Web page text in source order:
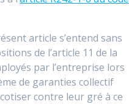
article s’entend sans
de l’article 11 de la
par l’entreprise lors
de garanties collectif
contre leur gré à ce